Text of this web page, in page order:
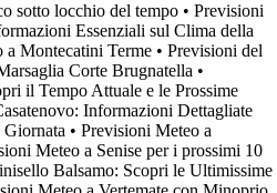
sotto locchio del tempo • Previsioni
Essenziali sul Clima della
a Montecatini Terme • Previsioni del
Corte Brugnatella •
il Tempo Attuale e le Prossime
Informazioni Dettagliate
• Previsioni Meteo a
Meteo a Senise per i prossimi 10
Balsamo: Scopri le Ultimissime